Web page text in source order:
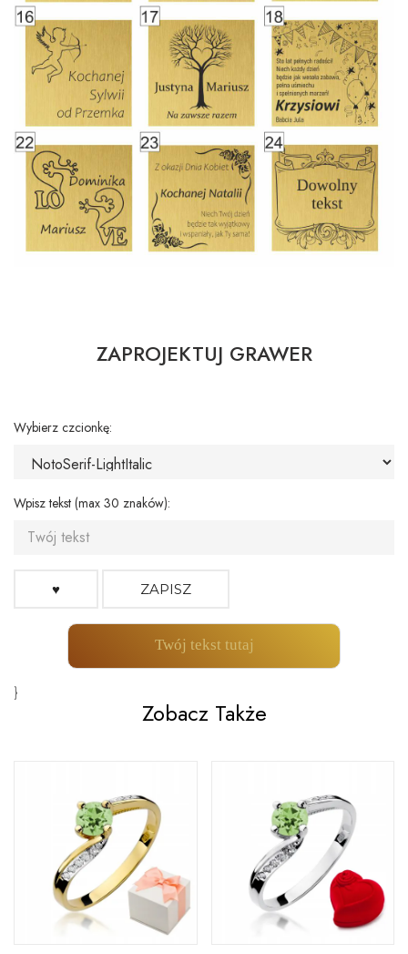
ZAPROJEKTUJ GRAWER
Wybierz czcionkę:
Wpisz tekst (max 30 znaków):
♥ ZAPISZ
Twój tekst tutaj
}
Zobacz Także